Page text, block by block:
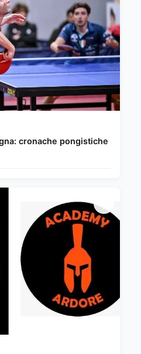
cronache pongistiche